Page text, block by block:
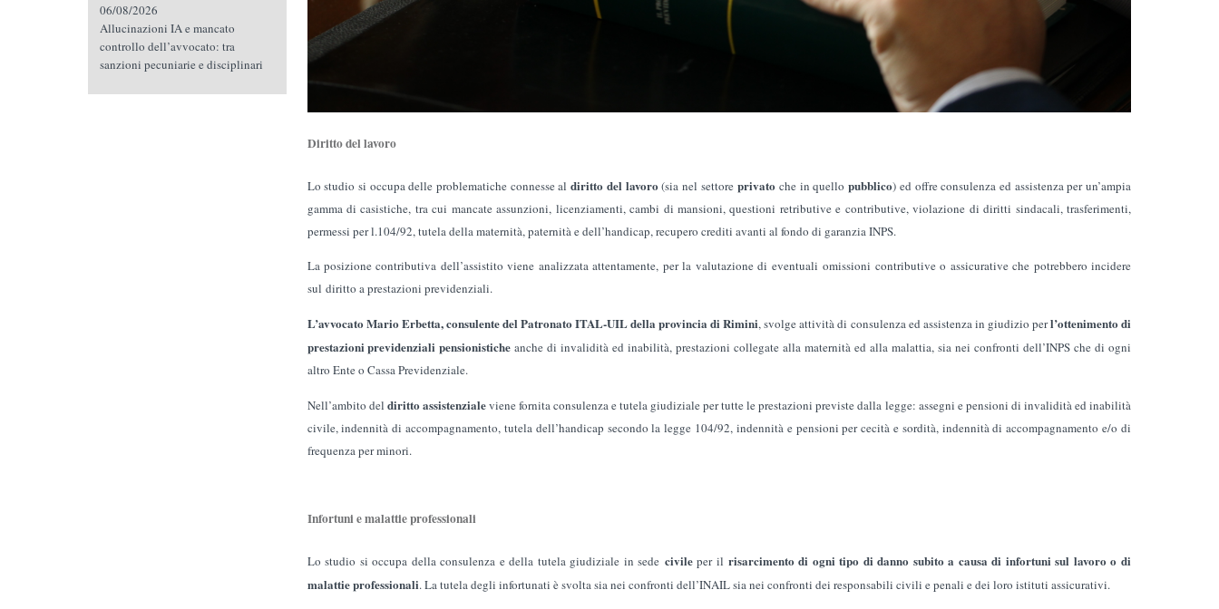
Diritto del lavoro
Lo studio si occupa delle problematiche connesse aldiritto del lavoro(sia nel settoreprivatoche in quellopubblico) ed offre consulenza ed assistenza per un’ampia
gamma di casistiche, tra cui mancate assunzioni, licenziamenti, cambi di mansioni, questioni retributive e contributive, violazione di diritti sindacali, trasferimenti,
permessi per l.104/92, tutela della maternità, paternità e dell’handicap, recupero crediti avanti al fondo di garanzia INPS.
La posizione contributiva dell’assistito viene analizzata attentamente, per la valutazione di eventuali omissioni contributive o assicurative che potrebbero incidere
sul diritto a prestazioni previdenziali.
L’avvocato Mario Erbetta, consulente del Patronato ITAL-UIL della provincia di Rimini, svolge attività di consulenza ed assistenza in giudizio perl’ottenimento di
prestazioni previdenziali pensionisticheanche di invalidità ed inabilità, prestazioni collegate alla maternità ed alla malattia, sia nei confronti dell’INPS che di ogni
altro Ente o Cassa Previdenziale.
Nell’ambito del diritto assistenzialeviene fornita consulenza e tutela giudiziale per tutte le prestazioni previste dalla legge: assegni e pensioni di invalidità ed inabilità
civile, indennità di accompagnamento, tutela dell’handicap secondo la legge 104/92, indennità e pensioni per cecità e sordità, indennità di accompagnamento e/o di
frequenza per minori.
Infortuni e malattie professionali
Lo studio si occupa della consulenza e della tutela giudiziale in sede civileper il risarcimento di ogni tipo di danno subito a causa di infortuni sul lavoro o di
malattie professionali. La tutela degli infortunati è svolta sia nei confronti dell’INAIL sia nei confronti dei responsabili civili e penali e dei loro istituti assicurativi.
06/08/2026
Allucinazioni IA e mancato
controllo dell’avvocato: tra
sanzioni pecuniarie e disciplinari